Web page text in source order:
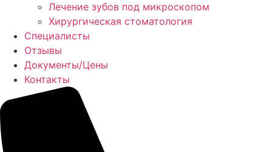
Лечение зубов под микроскопом
Хирургическая стоматология
Специалисты
Отзывы
Документы/Цены
Контакты